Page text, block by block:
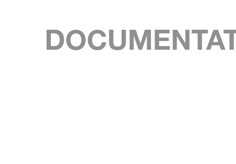
SKIP BROCHURE